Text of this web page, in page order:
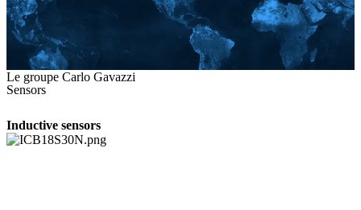
Le groupe Carlo Gavazzi
Sensors
Inductive sensors